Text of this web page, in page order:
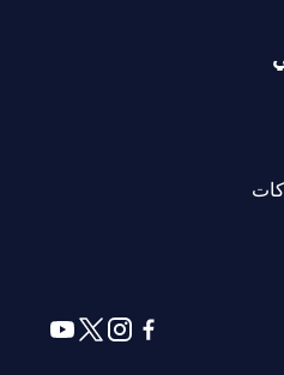
(opens in a new tab)